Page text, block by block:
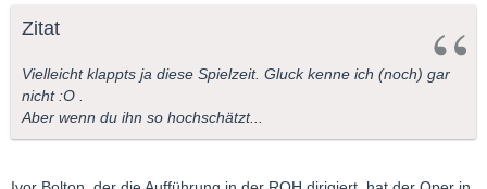
Zitat
Vielleicht klappts ja diese Spielzeit. Gluck kenne ich (noch) gar
nicht :O .
Aber wenn du ihn so hochschätzt...